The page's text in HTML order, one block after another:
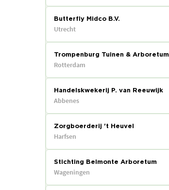
Butterfly Midco B.V.
Utrecht
Trompenburg Tuinen & Arboretum
Rotterdam
Handelskwekerij P. van Reeuwijk
Abbenes
Zorgboerderij 't Heuvel
Harfsen
Stichting Belmonte Arboretum
Wageningen